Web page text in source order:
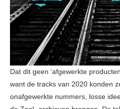
Dat dit geen ‘afgewerkte
want de tracks van 2020 konden
onafgewerkte nummers, losse